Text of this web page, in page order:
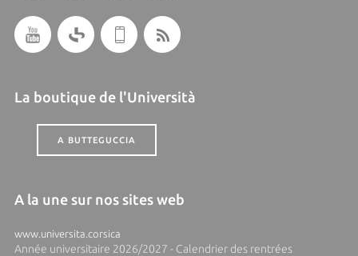
La boutique de l'Università
A BUTTEGUCCIA
A la une sur nos sites web
www.universita.corsica
Année universitaire 2026/2027 - Calendrier des rentrées